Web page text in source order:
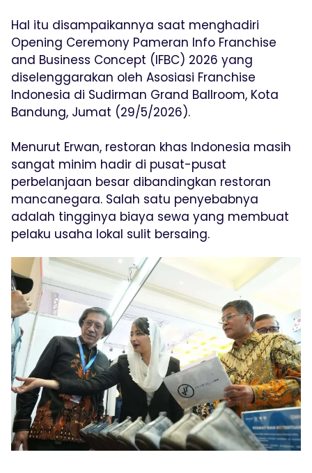
Hal itu disampaikannya saat menghadiri
Opening Ceremony Pameran Info Franchise
and Business Concept (IFBC) 2026 yang
diselenggarakan oleh Asosiasi Franchise
Indonesia di Sudirman Grand Ballroom, Kota
Bandung, Jumat (29/5/2026).
Menurut Erwan, restoran khas Indonesia masih
sangat minim hadir di pusat-pusat
perbelanjaan besar dibandingkan restoran
mancanegara. Salah satu penyebabnya
adalah tingginya biaya sewa yang membuat
pelaku usaha lokal sulit bersaing.